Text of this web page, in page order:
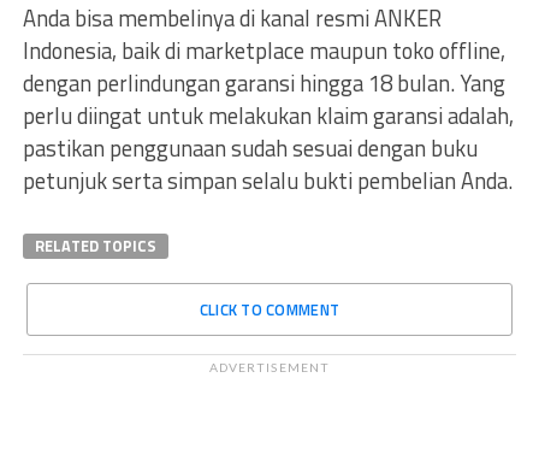
Anda bisa membelinya di kanal resmi ANKER
Indonesia, baik di marketplace maupun toko offline,
dengan perlindungan garansi hingga 18 bulan. Yang
perlu diingat untuk melakukan klaim garansi adalah,
pastikan penggunaan sudah sesuai dengan buku
petunjuk serta simpan selalu bukti pembelian Anda.
RELATED TOPICS
CLICK TO COMMENT
ADVERTISEMENT